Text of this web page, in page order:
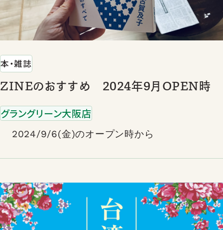
本・雑誌
ZINEのおすすめ 2024年9月OPEN時
グラングリーン大阪店
2024/9/6(金)のオープン時から